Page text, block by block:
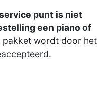
punt is niet
een piano of
pakket wordt door het